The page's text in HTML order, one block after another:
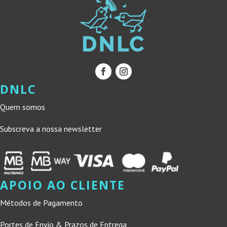
DNLC
Quem somos
Subscreva a nossa newsletter
APOIO AO CLIENTE
Métodos de Pagamento
Portes de Envio & Prazos de Entrega